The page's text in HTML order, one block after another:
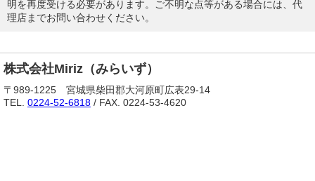
明を再度受ける必要があります。ご不明な点等がある場合には、代
理店までお問い合わせください。
株式会社Miriz（みらいず）
〒989-1225 宮城県柴田郡大河原町広表29-14
TEL. 0224-52-6818 / FAX. 0224-53-4620